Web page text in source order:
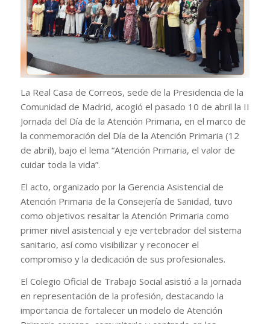
La Real Casa de Correos, sede de la Presidencia de la
Comunidad de Madrid, acogió el pasado 10 de abril la II
Jornada del Día de la Atención Primaria, en el marco de
la conmemoración del Día de la Atención Primaria (12
de abril), bajo el lema “Atención Primaria, el valor de
cuidar toda la vida”.
El acto, organizado por la Gerencia Asistencial de
Atención Primaria de la Consejería de Sanidad, tuvo
como objetivos resaltar la Atención Primaria como
primer nivel asistencial y eje vertebrador del sistema
sanitario, así como visibilizar y reconocer el
compromiso y la dedicación de sus profesionales.
El Colegio Oficial de Trabajo Social asistió a la jornada
en representación de la profesión, destacando la
importancia de fortalecer un modelo de Atención